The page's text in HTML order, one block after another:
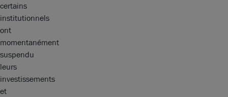
certains
institutionnels
ont
momentanément
suspendu
leurs
investissements
et